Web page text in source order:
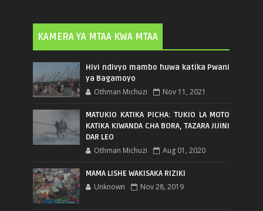
KAMERA YA MTAA KWA MTAA
Hivi ndivyo mambo huwa katika Pwani
ya Bagamoyo
Othman Michuzi Nov 11, 2021
MATUKIO KATIKA PICHA: TUKIO LA MOTO
KATIKA KIWANDA CHA BORA, TAZARA JIJINI
DAR LEO
Othman Michuzi Aug 01, 2020
MAMA LISHE WAKISAKA RIZIKI
Unknown Nov 28, 2019